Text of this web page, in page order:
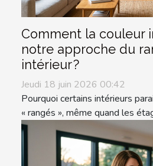
Comment la couleur
notre approche du
intérieur ?
Jeudi 18 juin 2026 00:42
Pourquoi certains intérieurs
« rangés », même quand les